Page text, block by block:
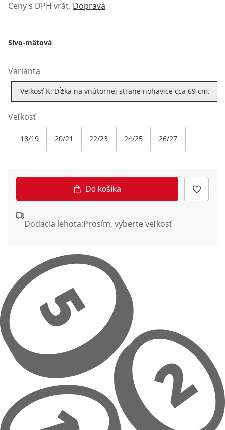
Ceny s DPH vrát. Doprava
Sivo-mätová
Varianta
Veľkosť K: Dĺžka na vnútornej strane nohavice cca 69 cm.
Veľkosť
18/19 20/21 22/23 24/25 26/27
Do košíka
Dodacia lehota:Prosím, vyberte veľkosť